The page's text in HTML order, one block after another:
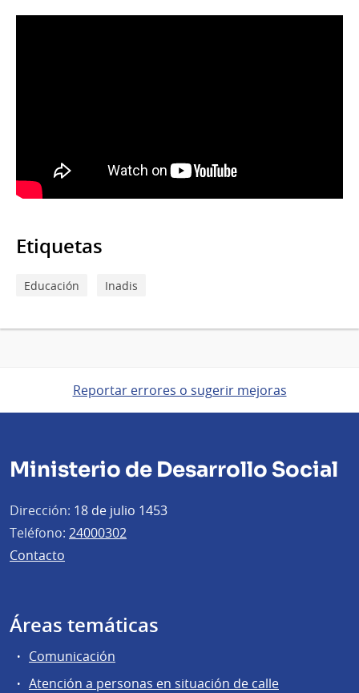
Etiquetas
Educación Inadis
Reportar errores o sugerir mejoras
Ministerio de Desarrollo Social
Dirección: 18 de julio 1453
Teléfono: 24000302
Contacto
Áreas temáticas
Comunicación
Atención a personas en situación de calle